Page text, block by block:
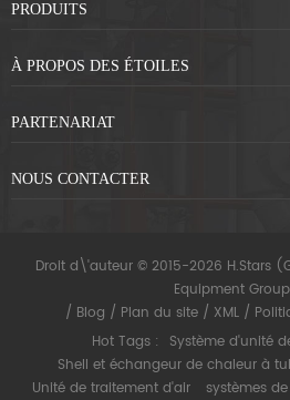
PRODUITS
À PROPOS DES ÉTOILES
PARTENARIAT
NOUS CONTACTER
Droit d\'auteur © 2015-2026 H.Stars
Equipment
/ Blog / Plan du site / XML /
Hot Tags :
Système d'unité
Shell et échangeur de chaleur à
Unité de traitement d'air
systèmes